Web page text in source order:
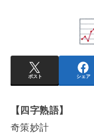
ポスト シェア
【四字熟語】
奇策妙計